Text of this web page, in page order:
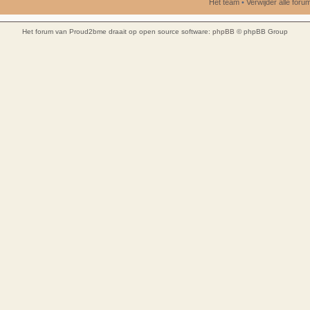
Het team• Verwijder alle
Het forum van Proud2bme draait op open source software: phpBB © phpBB Group